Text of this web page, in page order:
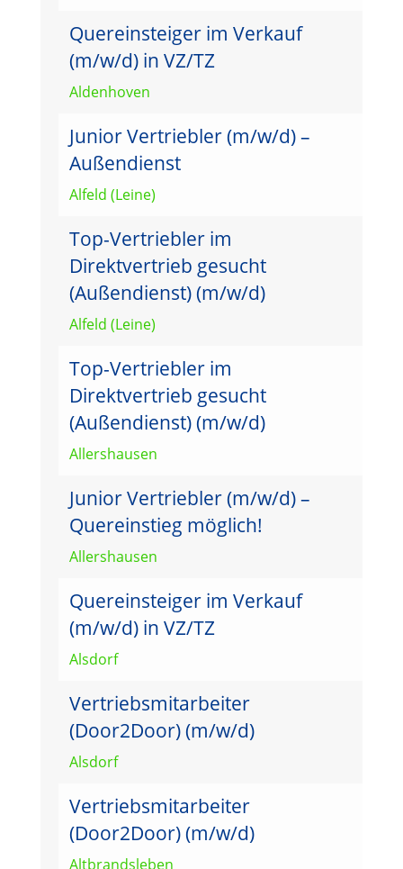
Quereinsteiger im Verkauf
(m/w/d) in VZ/TZ
Aldenhoven
Junior Vertriebler (m/w/d) –
Außendienst
Alfeld (Leine)
Top-Vertriebler im
Direktvertrieb gesucht
(Außendienst) (m/w/d)
Alfeld (Leine)
Top-Vertriebler im
Direktvertrieb gesucht
(Außendienst) (m/w/d)
Allershausen
Junior Vertriebler (m/w/d) –
Quereinstieg möglich!
Allershausen
Quereinsteiger im Verkauf
(m/w/d) in VZ/TZ
Alsdorf
Vertriebsmitarbeiter
(Door2Door) (m/w/d)
Alsdorf
Vertriebsmitarbeiter
(Door2Door) (m/w/d)
Altbrandsleben